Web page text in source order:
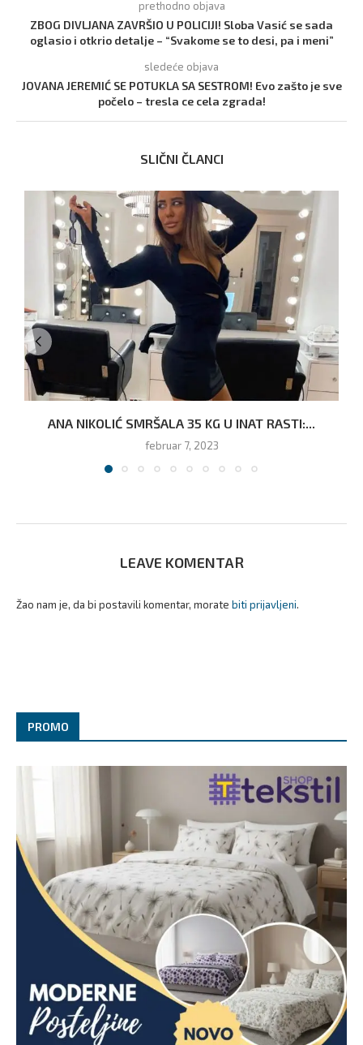
prethodno objava
ZBOG DIVLJANA ZAVRŠIO U POLICIJI! Sloba Vasić se sada
oglasio i otkrio detalje – “Svakome se to desi, pa i meni”
sledeće objava
JOVANA JEREMIĆ SE POTUKLA SA SESTROM! Evo zašto je sve
počelo – tresla ce cela zgrada!
SLIČNI ČLANCI
ANA NIKOLIĆ SMRŠALA 35 KG U INAT RASTI:...
februar 7, 2023
LEAVE KOMENTAR
Žao nam je, da bi postavili komentar, morate biti prijavljeni.
PROMO